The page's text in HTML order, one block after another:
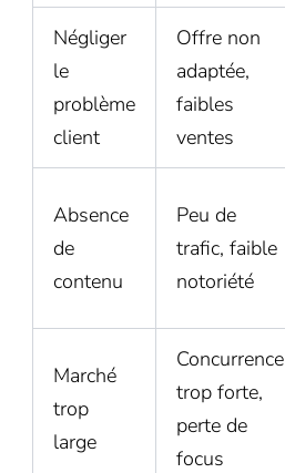
Négliger
le
problème
client
Offre non
adaptée,
faibles
ventes
Absence
de
contenu
Peu de
trafic, faible
notoriété
Marché
trop
large
Concurrence
trop forte,
perte de
focus